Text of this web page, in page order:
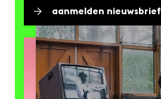
aanmelden nieuwsbrief